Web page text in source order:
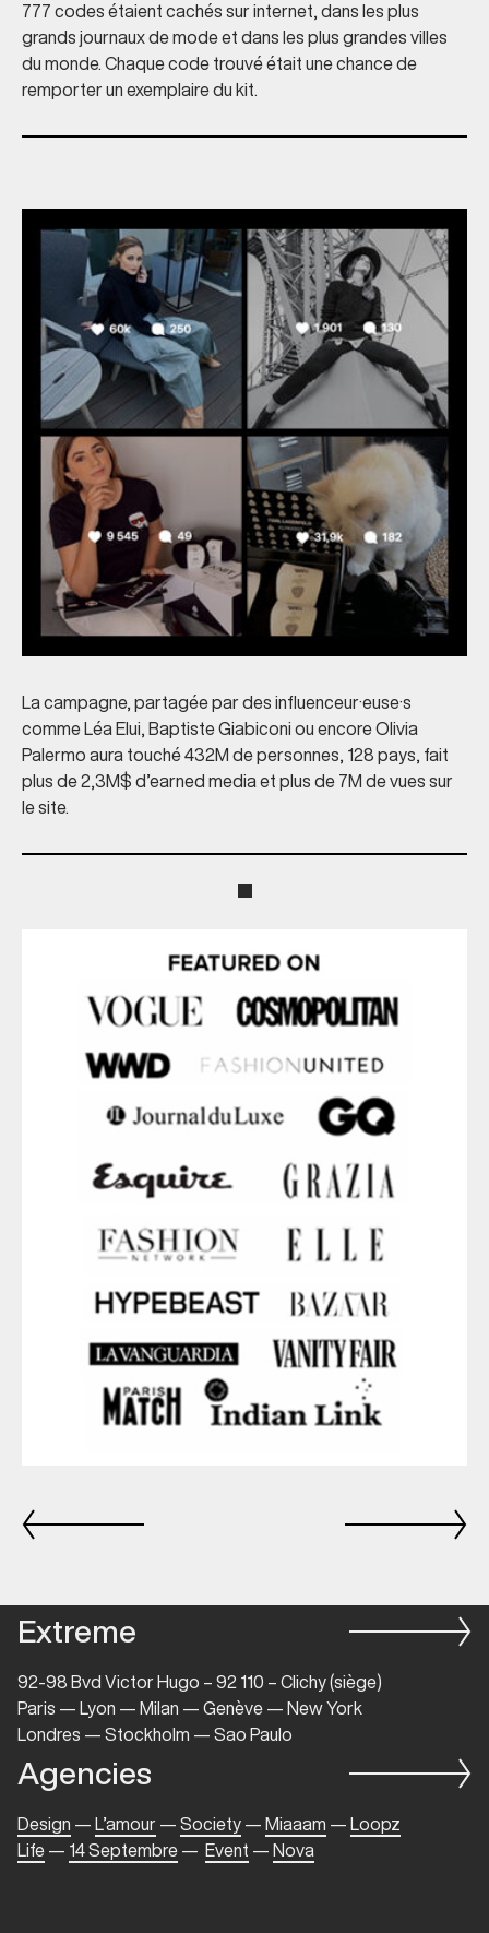
777 codes étaient cachés sur internet, dans les plus
grands journaux de mode et dans les plus grandes villes
du monde. Chaque code trouvé était une chance de
remporter un exemplaire du kit.
La campagne, partagée par des influenceur·euse·s
comme Léa Elui, Baptiste Giabiconi ou encore Olivia
Palermo aura touché 432M de personnes, 128 pays, fait
plus de 2,3M$ d’earned media et plus de 7M de vues sur
le site.
Extreme
92-98 Bvd Victor Hugo – 92 110 – Clichy (siège)
Paris — Lyon — Milan — Genève — New York
Londres — Stockholm — Sao Paulo
Agencies
Design — L’amour — Society — Miaaam —
Loopz
Life — 14 Septembre — Event — Nova